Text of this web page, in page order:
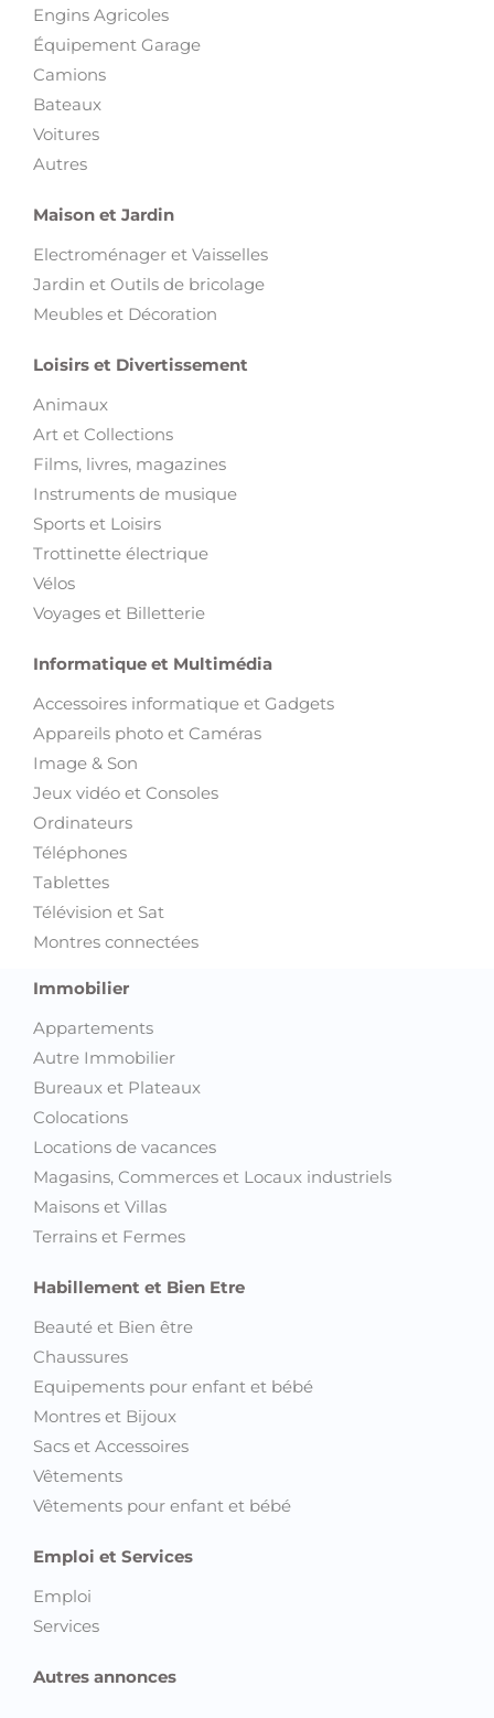
Engins Agricoles
Équipement Garage
Camions
Bateaux
Voitures
Autres
Maison et Jardin
Electroménager et Vaisselles
Jardin et Outils de bricolage
Meubles et Décoration
Loisirs et Divertissement
Animaux
Art et Collections
Films, livres, magazines
Instruments de musique
Sports et Loisirs
Trottinette électrique
Vélos
Voyages et Billetterie
Informatique et Multimédia
Accessoires informatique et Gadgets
Appareils photo et Caméras
Image & Son
Jeux vidéo et Consoles
Ordinateurs
Téléphones
Tablettes
Télévision et Sat
Montres connectées
Immobilier
Appartements
Autre Immobilier
Bureaux et Plateaux
Colocations
Locations de vacances
Magasins, Commerces et Locaux industriels
Maisons et Villas
Terrains et Fermes
Habillement et Bien Etre
Beauté et Bien être
Chaussures
Equipements pour enfant et bébé
Montres et Bijoux
Sacs et Accessoires
Vêtements
Vêtements pour enfant et bébé
Emploi et Services
Emploi
Services
Autres annonces